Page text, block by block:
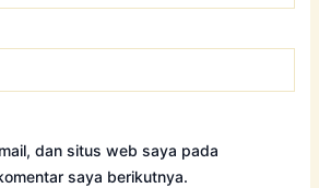
dan situs web saya pada
saya berikutnya.